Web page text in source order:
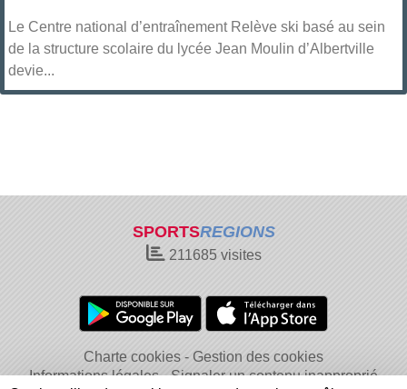
Le Centre national d’entraînement Relève ski basé au sein
de la structure scolaire du lycée Jean Moulin d’Albertville
devie...
SPORTSREGIONS
211685 visites
Charte cookies
Gestion des cookies
Informations légales
Signaler un contenu inapproprié